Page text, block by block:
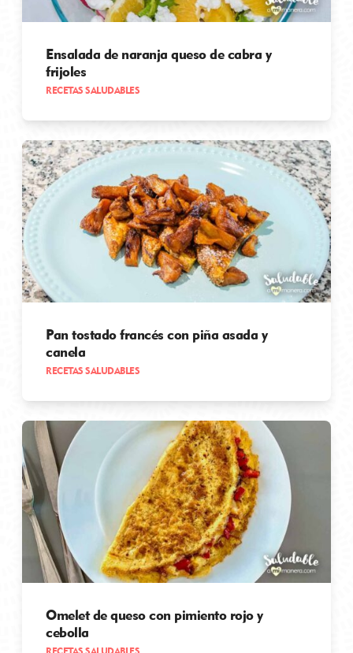
Ensalada de naranja queso de cabra y
frijoles
RECETAS SALUDABLES
Pan tostado francés con piña asada y
canela
RECETAS SALUDABLES
Omelet de queso con pimiento rojo y
cebolla